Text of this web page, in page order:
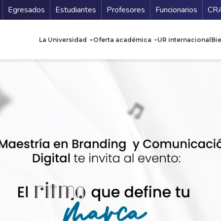
Secundario
Egresados Estudiantes Profesores Funcionarios
La Universidad Oferta académica UR internacional